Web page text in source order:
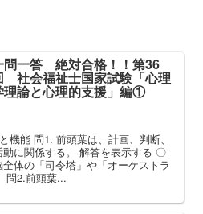
問一答 絶対合格！！第36
社会福祉士国家試験「心理
理論と心理的支援」編①
機能 問1. 前頭葉は、計画、判断、
に関係する。 解答を表示する 〇
体の「司令塔」や「オーケストラ
問2.前頭葉...